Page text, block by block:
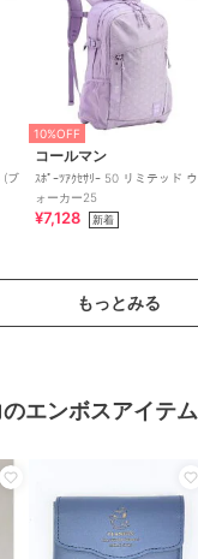
(ブ
10%OFF
コールマン
ｽﾎﾟｰﾂｱｸｾｻﾘｰ 50 リミテッド ウ
ォーカー25
¥7,128 新着
もっとみる
エンボスアイテム